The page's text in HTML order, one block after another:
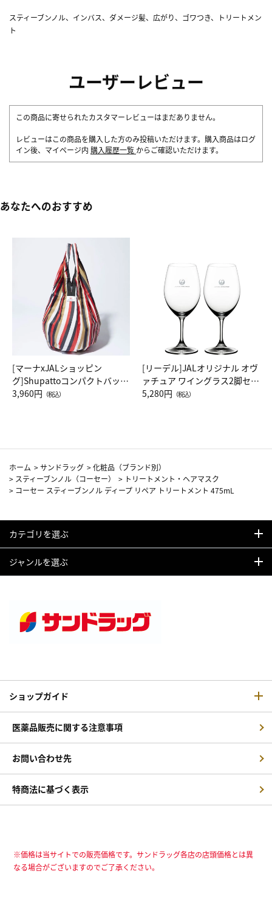
スティーブンノル、インバス、ダメージ髪、広がり、ゴワつき、トリートメン
ト
ユーザーレビュー
この商品に寄せられたカスタマーレビューはまだありません。
レビューはこの商品を購入した方のみ投稿いただけます。購入商品はログ
イン後、マイページ内 購入履歴一覧 からご確認いただけます。
あなたへのおすすめ
[マーナxJALショッピン
グ]Shupattoコンパクトバッグ
Drop JAL客室乗務員（LC）ス
3,960円 （税込）
[リーデル]JALオリジナル オヴ
ァチュア ワイングラス2脚セッ
ト（レッドワイン）
5,280円 （税込）
ホーム >サンドラッグ >化粧品（ブランド別）
> スティーブンノル（コーセー） > トリートメント・ヘアマスク
> コーセー スティーブンノル ディープ リペア トリートメント 475mL
カテゴリを選ぶ
ジャンルを選ぶ
ショップガイド
医薬品販売に関する注意事項
お問い合わせ先
特商法に基づく表示
※価格は当サイトでの販売価格です。サンドラッグ各店の店頭価格とは異
なる場合がございますのでご了承ください。